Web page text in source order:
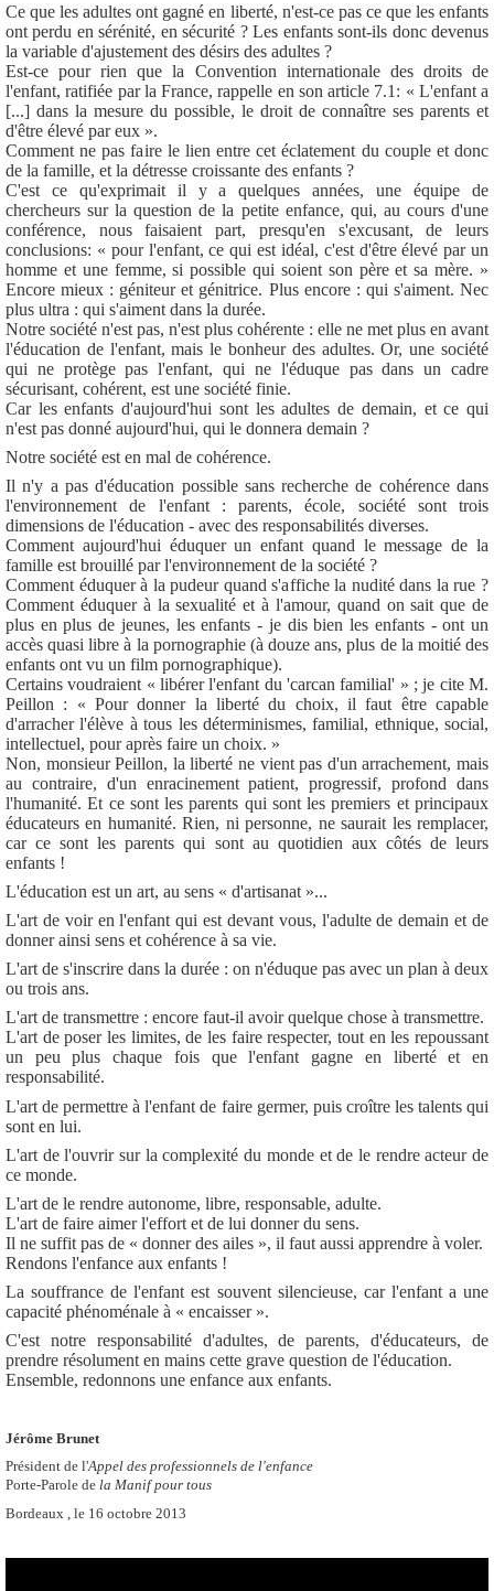
Ce que les adultes ont gagné en liberté, n'est-ce pas ce que les enfants
ont perdu en sérénité, en sécurité ? Les enfants sont-ils donc devenus
la variable d'ajustement des désirs des adultes ?
Est-ce pour rien que la Convention internationale des droits de
l'enfant, ratifiée par la France, rappelle en son article 7.1: « L'enfant a
[...] dans la mesure du possible, le droit de connaître ses parents et
d'être élevé par eux ».
Comment ne pas faire le lien entre cet éclatement du couple et donc
de la famille, et la détresse croissante des enfants ?
C'est ce qu'exprimait il y a quelques années, une équipe de
chercheurs sur la question de la petite enfance, qui, au cours d'une
conférence, nous faisaient part, presqu'en s'excusant, de leurs
conclusions: « pour l'enfant, ce qui est idéal, c'est d'être élevé par un
homme et une femme, si possible qui soient son père et sa mère. »
Encore mieux : géniteur et génitrice. Plus encore : qui s'aiment. Nec
plus ultra : qui s'aiment dans la durée.
Notre société n'est pas, n'est plus cohérente : elle ne met plus en avant
l'éducation de l'enfant, mais le bonheur des adultes. Or, une société
qui ne protège pas l'enfant, qui ne l'éduque pas dans un cadre
sécurisant, cohérent, est une société finie.
Car les enfants d'aujourd'hui sont les adultes de demain, et ce qui
n'est pas donné aujourd'hui, qui le donnera demain ?
Notre société est en mal de cohérence.
Il n'y a pas d'éducation possible sans recherche de cohérence dans
l'environnement de l'enfant : parents, école, société sont trois
dimensions de l'éducation - avec des responsabilités diverses.
Comment aujourd'hui éduquer un enfant quand le message de la
famille est brouillé par l'environnement de la société ?
Comment éduquer à la pudeur quand s'affiche la nudité dans la rue ?
Comment éduquer à la sexualité et à l'amour, quand on sait que de
plus en plus de jeunes, les enfants - je dis bien les enfants - ont un
accès quasi libre à la pornographie (à douze ans, plus de la moitié des
enfants ont vu un film pornographique).
Certains voudraient « libérer l'enfant du 'carcan familial' » ; je cite M.
Peillon : « Pour donner la liberté du choix, il faut être capable
d'arracher l'élève à tous les déterminismes, familial, ethnique, social,
intellectuel, pour après faire un choix. »
Non, monsieur Peillon, la liberté ne vient pas d'un arrachement, mais
au contraire, d'un enracinement patient, progressif, profond dans
l'humanité. Et ce sont les parents qui sont les premiers et principaux
éducateurs en humanité. Rien, ni personne, ne saurait les remplacer,
car ce sont les parents qui sont au quotidien aux côtés de leurs
enfants !
L'éducation est un art, au sens « d'artisanat »...
L'art de voir en l'enfant qui est devant vous, l'adulte de demain et de
donner ainsi sens et cohérence à sa vie.
L'art de s'inscrire dans la durée : on n'éduque pas avec un plan à deux
ou trois ans.
L'art de transmettre : encore faut-il avoir quelque chose à transmettre.
L'art de poser les limites, de les faire respecter, tout en les repoussant
un peu plus chaque fois que l'enfant gagne en liberté et en
responsabilité.
L'art de permettre à l'enfant de faire germer, puis croître les talents qui
sont en lui.
L'art de l'ouvrir sur la complexité du monde et de le rendre acteur de
ce monde.
L'art de le rendre autonome, libre, responsable, adulte.
L'art de faire aimer l'effort et de lui donner du sens.
Il ne suffit pas de « donner des ailes », il faut aussi apprendre à voler.
Rendons l'enfance aux enfants !
La souffrance de l'enfant est souvent silencieuse, car l'enfant a une
capacité phénoménale à « encaisser ».
C'est notre responsabilité d'adultes, de parents, d'éducateurs, de
prendre résolument en mains cette grave question de l'éducation.
Ensemble, redonnons une enfance aux enfants.
Jérôme Brunet
Président de l'Appel des professionnels de l'enfance
Porte-Parole de la Manif pour tous
Bordeaux , le 16 octobre 2013